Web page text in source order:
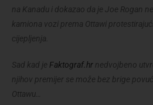
na Kanadu i dokazao da je Joe Rogan
kamiona vozi prema Ottawi
cijepljenja.
Sad kad je Faktograf.hr nedvojbeno
njihov premijer se može bez brige
Ottawu…